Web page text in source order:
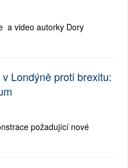
a video autorky Dory
Londýně proti brexitu:
požadující nové